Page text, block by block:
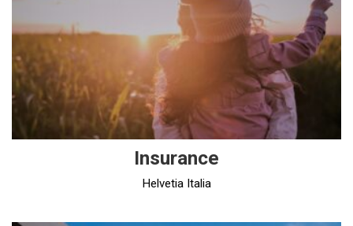
Helvetia Italia
Insurance